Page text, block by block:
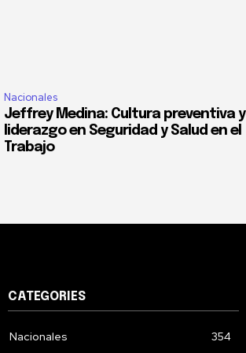
Nacionales
Jeffrey Medina: Cultura preventiva y
liderazgo en Seguridad y Salud en el
Trabajo
CATEGORIES
Nacionales 354